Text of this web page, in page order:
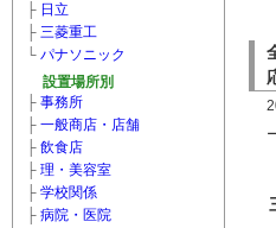
├ 日立
├ 三菱重工
└ パナソニック
設置場所別
├ 事務所
├ 一般商店・店舗
├ 飲食店
├ 理・美容室
├ 学校関係
├ 病院・医院